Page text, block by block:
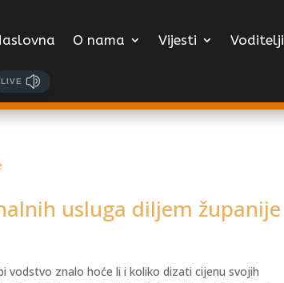
O nama Vijesti Voditelji
LIVE
usluga diljem županije
vodstvo znalo hoće li i koliko dizati cijenu svojih